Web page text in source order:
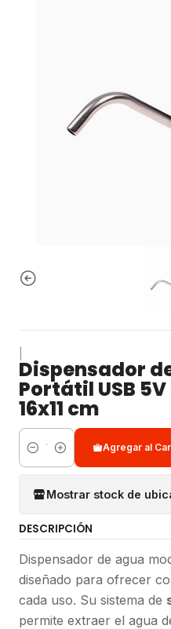
Dispensador
Portátil USB
16x11 cm
Cantidad
Agregar al
Mostrar stock de
DESCRIPCIÓN
Dispensador de agua
diseñado para ofrecer
cada uso. Su sistema de
permite extraer el agua